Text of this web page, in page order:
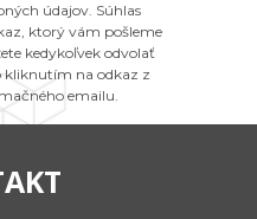
údajov. Súhlas
ktorý vám pošleme
kedykoľvek odvolať
kliknutím na odkaz z
emailu.